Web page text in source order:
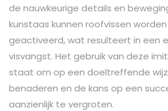
de nauwkeurige details en
kunstaas kunnen roofvissen
geactiveerd, wat resulteert in een
visvangst. Het gebruik van deze
staat om op een doeltreffende
benaderen en de kans op een
aanzienlijk te vergroten.